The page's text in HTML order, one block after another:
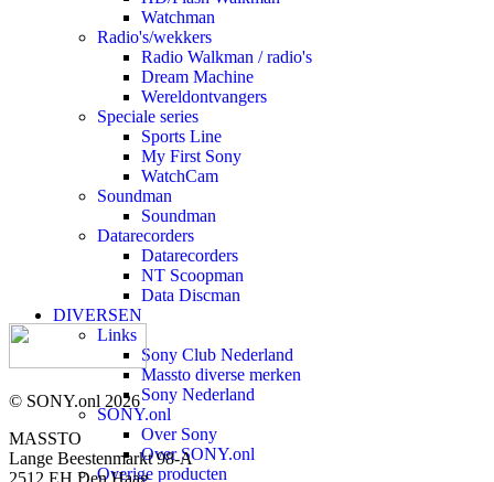
© SONY.onl 2026
MASSTO
Lange Beestenmarkt 98-A
2512 EH Den Haag
Watchman
Radio's/wekkers
Radio Walkman / radio's
Dream Machine
Wereldontvangers
Speciale series
Sports Line
My First Sony
WatchCam
Soundman
Soundman
Datarecorders
Datarecorders
NT Scoopman
Data Discman
DIVERSEN
Links
Sony Club Nederland
Massto diverse merken
Sony Nederland
SONY.onl
Over Sony
Over SONY.onl
Overige producten